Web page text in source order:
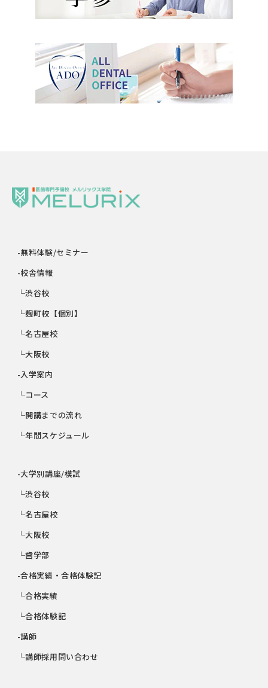
-無料体験/セミナー
-校舎情報
└渋谷校
└麹町校【個別】
└名古屋校
└大阪校
-入学案内
└コース
└開講までの流れ
└年間スケジュール
-大学別講座/模試
└渋谷校
└名古屋校
└大阪校
└歯学部
-合格実績・合格体験記
└合格実績
└合格体験記
-講師
└講師採用問い合わせ